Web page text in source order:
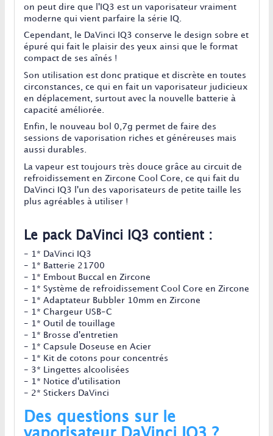
on peut dire que l'IQ3 est un vaporisateur vraiment
moderne qui vient parfaire la série IQ.
Cependant, le DaVinci IQ3 conserve le design sobre et
épuré qui fait le plaisir des yeux ainsi que le format
compact de ses aînés !
Son utilisation est donc pratique et discrète en toutes
circonstances, ce qui en fait un vaporisateur judicieux
en déplacement, surtout avec la nouvelle batterie à
capacité améliorée.
Enfin, le nouveau bol 0,7g permet de faire des
sessions de vaporisation riches et généreuses mais
aussi durables.
La vapeur est toujours très douce grâce au circuit de
refroidissement en Zircone Cool Core, ce qui fait du
DaVinci IQ3 l'un des vaporisateurs de petite taille les
plus agréables à utiliser !
Le pack DaVinci IQ3 contient :
- 1* DaVinci IQ3
- 1* Batterie 21700
- 1* Embout Buccal en Zircone
- 1* Système de refroidissement Cool Core en Zircone
- 1* Adaptateur Bubbler 10mm en Zircone
- 1* Chargeur USB-C
- 1* Outil de touillage
- 1* Brosse d'entretien
- 1* Capsule Doseuse en Acier
- 1* Kit de cotons pour concentrés
- 3* Lingettes alcoolisées
- 1* Notice d'utilisation
- 2* Stickers DaVinci
Des questions sur le